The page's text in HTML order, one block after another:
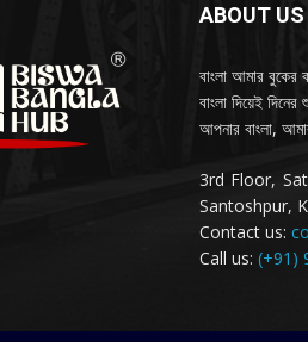
ABOUT US
বাংলা আমার বুকের
বাংলা দিয়েই
আপনার বাংলা,
3rd Floor,
Santoshpur,
Contact us:
Call us: (+91)